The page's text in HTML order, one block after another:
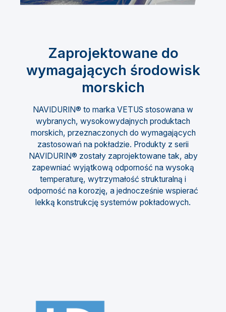
Zaprojektowane do
wymagających środowisk
morskich
NAVIDURIN® to marka VETUS stosowana w
wybranych, wysokowydajnych produktach
morskich, przeznaczonych do wymagających
zastosowań na pokładzie. Produkty z serii
NAVIDURIN® zostały zaprojektowane tak, aby
zapewniać wyjątkową odporność na wysoką
temperaturę, wytrzymałość strukturalną i
odporność na korozję, a jednocześnie wspierać
lekką konstrukcję systemów pokładowych.